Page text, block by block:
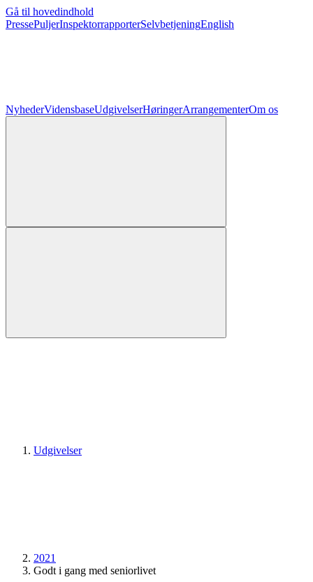
Gå til hovedindhold
PressePuljerInspektorrapporterSelvbetjeningEnglish
NyhederVidensbaseUdgivelserHøringerArrangementerOm os
Udgivelser
2021
Godt i gang med seniorlivet